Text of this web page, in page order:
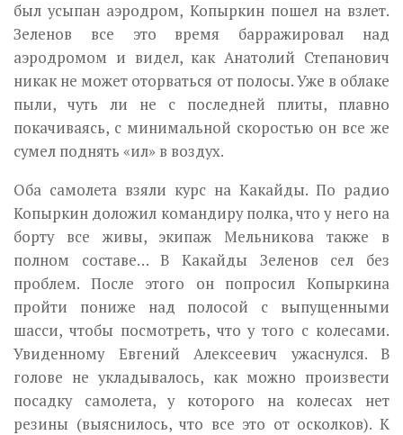
был усыпан аэродром, Копыркин пошел на взлет.
Зеленов все это время барражировал над
аэродромом и видел, как Анатолий Степанович
никак не может оторваться от полосы. Уже в облаке
пыли, чуть ли не с последней плиты, плавно
покачиваясь, с минимальной скоростью он все же
сумел поднять «ил» в воздух.
Оба самолета взяли курс на Какайды. По радио
Копыркин доложил командиру полка, что у него на
борту все живы, экипаж Мельникова также в
полном составе… В Какайды Зеленов сел без
проблем. После этого он попросил Копыркина
пройти пониже над полосой с выпущенными
шасси, чтобы посмотреть, что у того с колесами.
Увиденному Евгений Алексеевич ужаснулся. В
голове не укладывалось, как можно произвести
посадку самолета, у которого на колесах нет
резины (выяснилось, что все это от осколков). К